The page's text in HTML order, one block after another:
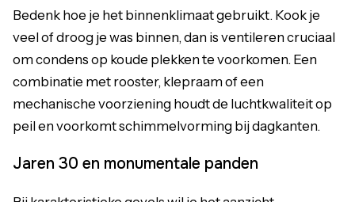
Bedenk hoe je het binnenklimaat gebruikt. Kook je
veel of droog je was binnen, dan is ventileren cruciaal
om condens op koude plekken te voorkomen. Een
combinatie met rooster, klepraam of een
mechanische voorziening houdt de luchtkwaliteit op
peil en voorkomt schimmelvorming bij dagkanten.
Jaren 30 en monumentale panden